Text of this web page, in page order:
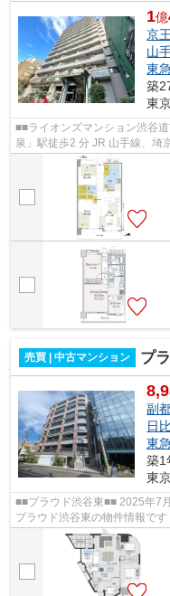
1億
京
山
東
築
東
■■ライオンズマンション渋谷道玄坂■■ 平成11年5月完成 京
泉」駅徒歩2 分 JR 山手線、埼京線、湘南新宿ライン、東京メトロ銀座線、
半蔵門線、副都心線 京王井の頭
売買 | 中古マンション プ
副
日
東
築1
東
■■プラウド渋谷東■■ 2025年7月築 鉄筋コンクリート造9階建て 総戸数48戸
プラウド渋谷東の物件情報です 東京メトロ副都心線・半蔵門線「渋谷」駅徒
歩9分 東京メトロ日比谷線「恵